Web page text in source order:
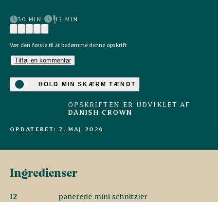
30 MIN. 15 MIN.
Vær den første til at bedømme denne opskrift
Tilføj en kommentar
HOLD MIN SKÆRM TÆNDT
OPSKRIFTEN ER UDVIKLET AF
DANISH CROWN
OPDATERET: 7. MAJ 2026
Ingredienser
12
panerede mini schnitzler